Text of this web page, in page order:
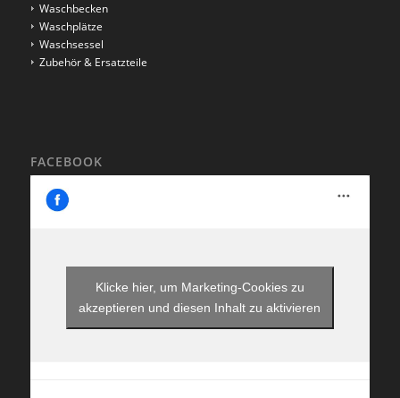
Waschbecken
Waschplätze
Waschsessel
Zubehör & Ersatzteile
FACEBOOK
Klicke hier, um Marketing-Cookies zu
akzeptieren und diesen Inhalt zu aktivieren